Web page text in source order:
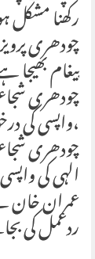
رکھنا مشکل
چودھری
پیغام بھیجا
چودھری
،واپسی کی
چودھری
الہی کی
عمران خان
ردعمل کی